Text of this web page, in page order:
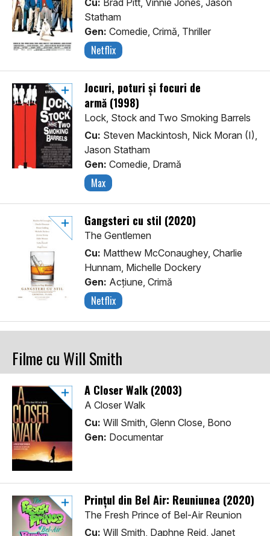
Cu: Brad Pitt, Vinnie Jones, Jason
Statham
Gen: Comedie, Crimă, Thriller
Netflix
Jocuri, poturi și focuri de
armă (1998)
Lock, Stock and Two Smoking Barrels
Cu: Steven Mackintosh, Nick Moran (I),
Jason Statham
Gen: Comedie, Dramă
Max
Gangsteri cu stil (2020)
The Gentlemen
Cu: Matthew McConaughey, Charlie
Hunnam, Michelle Dockery
Gen: Acţiune, Crimă
Netflix
Filme cu Will Smith
A Closer Walk (2003)
A Closer Walk
Cu: Will Smith, Glenn Close, Bono
Gen: Documentar
Prințul din Bel Air: Reuniunea (2020)
The Fresh Prince of Bel-Air Reunion
Cu: Will Smith, Daphne Reid, Janet